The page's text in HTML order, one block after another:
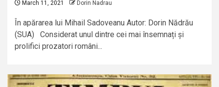
March 11, 2021 Dorin Nadrau
În apărarea lui Mihail Sadoveanu Autor: Dorin Nădrău
(SUA) Considerat unul dintre cei mai însemnați și
prolifici prozatori români...